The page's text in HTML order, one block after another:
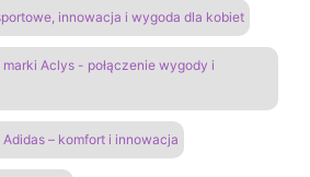
innowacja i wygoda dla kobiet
Aclys - połączenie wygody i
– komfort i innowacja